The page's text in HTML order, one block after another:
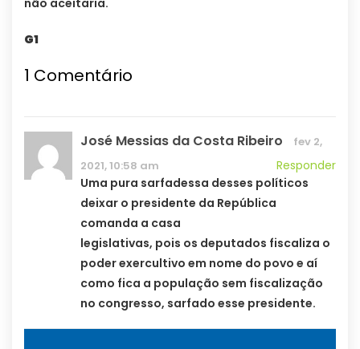
G1
1 Comentário
José Messias da Costa Ribeiro
fev 2,
2021, 10:58 am
Responder
Uma pura sarfadessa desses políticos
deixar o presidente da República
comanda a casa
legislativas, pois os deputados fiscaliza o
poder exercultivo em nome do povo e aí
como fica a população sem fiscalização
no congresso, sarfado esse presidente.